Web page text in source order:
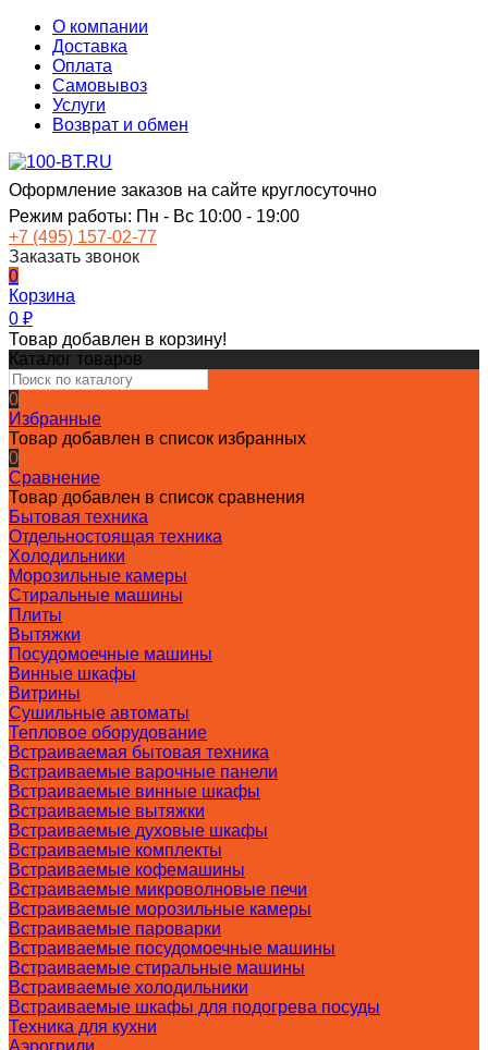
О компании
Доставка
Оплата
Самовывоз
Услуги
Возврат и обмен
Оформление заказов на сайте круглосуточно
Режим работы: Пн - Вс 10:00 - 19:00
+7 (495) 157-02-77
Заказать звонок
0
Корзина
0 ₽
Товар добавлен в корзину!
Каталог товаров
0
Избранные
Товар добавлен в список избранных
0
Сравнение
Товар добавлен в список сравнения
Бытовая техника
Отдельностоящая техника
Холодильники
Морозильные камеры
Стиральные машины
Плиты
Вытяжки
Посудомоечные машины
Винные шкафы
Витрины
Сушильные автоматы
Тепловое оборудование
Встраиваемая бытовая техника
Встраиваемые варочные панели
Встраиваемые винные шкафы
Встраиваемые вытяжки
Встраиваемые духовые шкафы
Встраиваемые комплекты
Встраиваемые кофемашины
Встраиваемые микроволновые печи
Встраиваемые морозильные камеры
Встраиваемые пароварки
Встраиваемые посудомоечные машины
Встраиваемые стиральные машины
Встраиваемые холодильники
Встраиваемые шкафы для подогрева посуды
Техника для кухни
Аэрогрили